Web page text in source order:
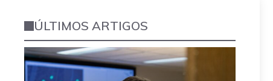
ÚLTIMOS ARTIGOS